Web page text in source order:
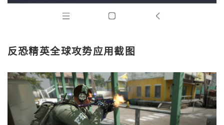
反恐精英全球攻势应用截图